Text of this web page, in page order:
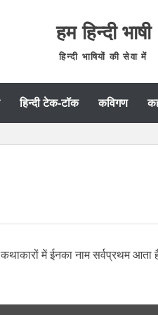
हम हिन्दी भाषी
हिन्दी भाषियों की सेवा में
हिन्दी टेक-टॉक कविगण
में ईनका नाम सर्वप्रथम